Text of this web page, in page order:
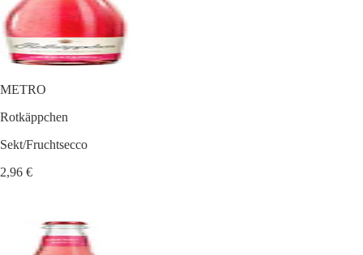
METRO
Rotkäppchen
Sekt/Fruchtsecco
2,96 €